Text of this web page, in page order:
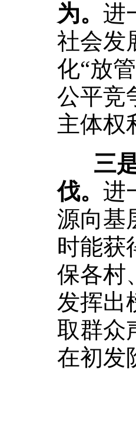
为。 进
社会发
化“放
公平竞
主体权
三
伐。 进
源向基
时能获
保各村
发挥出
取群众
在初发